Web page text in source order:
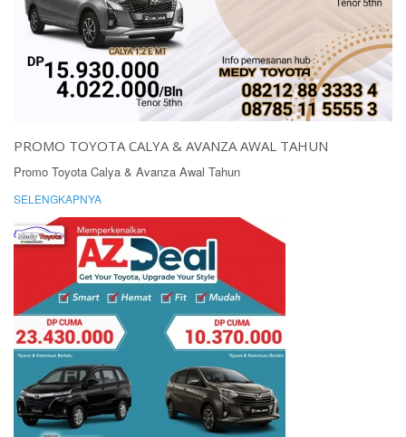
PROMO TOYOTA CALYA & AVANZA AWAL TAHUN
Promo Toyota Calya & Avanza Awal Tahun
SELENGKAPNYA